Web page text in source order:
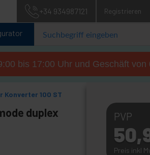
+34 934987121 Registrieren
bis 17:00 Uhr und Geschäft von
Konverter 100 ST
duplex
PVP
Preis inkl